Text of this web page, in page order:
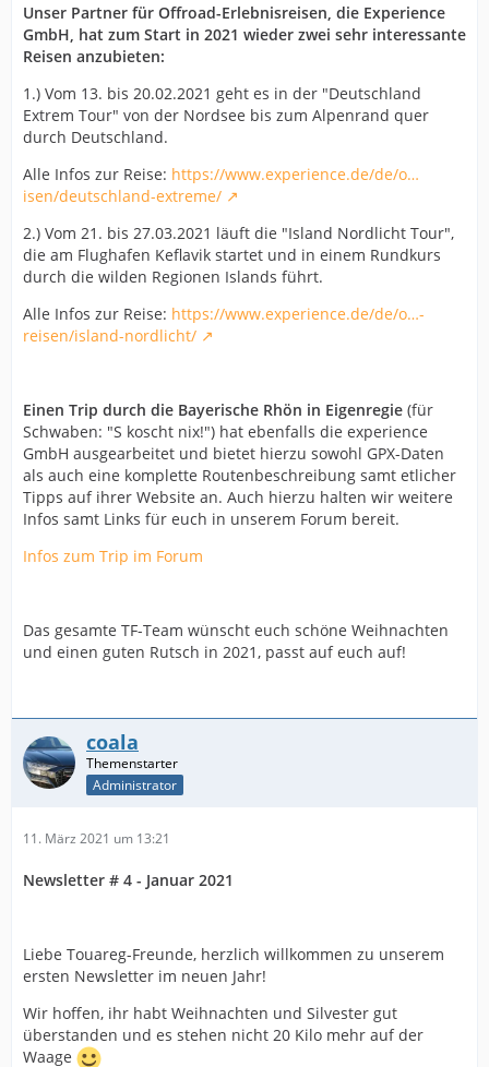
Unser Partner für Offroad-Erlebnisreisen, die Experience
GmbH, hat zum Start in 2021 wieder zwei sehr interessante
Reisen anzubieten:
1.) Vom 13. bis 20.02.2021 geht es in der "Deutschland
Extrem Tour" von der Nordsee bis zum Alpenrand quer
durch Deutschland.
Alle Infos zur Reise: https://www.experience.de/de/o…
isen/deutschland-extreme/
2.) Vom 21. bis 27.03.2021 läuft die "Island Nordlicht Tour",
die am Flughafen Keflavik startet und in einem Rundkurs
durch die wilden Regionen Islands führt.
Alle Infos zur Reise: https://www.experience.de/de/o…-
reisen/island-nordlicht/
Einen Trip durch die Bayerische Rhön in Eigenregie (für
Schwaben: "S koscht nix!") hat ebenfalls die experience
GmbH ausgearbeitet und bietet hierzu sowohl GPX-Daten
als auch eine komplette Routenbeschreibung samt etlicher
Tipps auf ihrer Website an. Auch hierzu halten wir weitere
Infos samt Links für euch in unserem Forum bereit.
Infos zum Trip im Forum
Das gesamte TF-Team wünscht euch schöne Weihnachten
und einen guten Rutsch in 2021, passt auf euch auf!
coala
Administrator
11. März 2021 um 13:21
Newsletter # 4 - Januar 2021
Liebe Touareg-Freunde, herzlich willkommen zu unserem
ersten Newsletter im neuen Jahr!
Wir hoffen, ihr habt Weihnachten und Silvester gut
überstanden und es stehen nicht 20 Kilo mehr auf der
Waage